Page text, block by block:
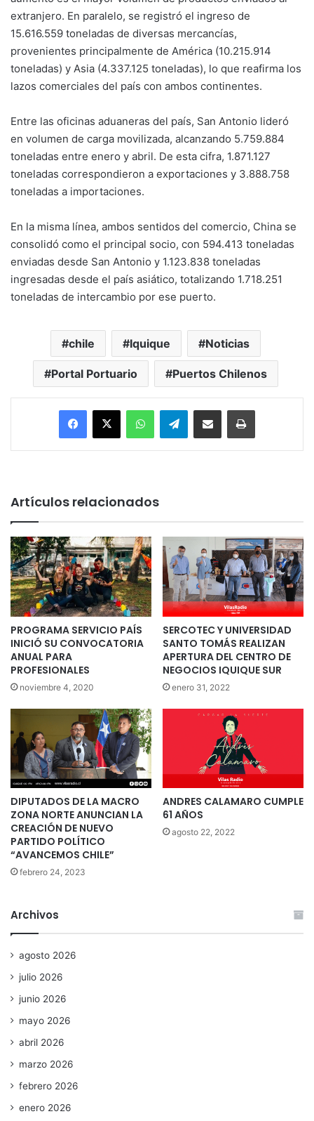
extranjero. En paralelo, se registró el ingreso de
15.616.559 toneladas de diversas mercancías,
provenientes principalmente de América (10.215.914
toneladas) y Asia (4.337.125 toneladas), lo que reafirma los
lazos comerciales del país con ambos continentes.
Entre las oficinas aduaneras del país, San Antonio lideró
en volumen de carga movilizada, alcanzando 5.759.884
toneladas entre enero y abril. De esta cifra, 1.871.127
toneladas correspondieron a exportaciones y 3.888.758
toneladas a importaciones.
En la misma línea, ambos sentidos del comercio, China se
consolidó como el principal socio, con 594.413 toneladas
enviadas desde San Antonio y 1.123.838 toneladas
ingresadas desde el país asiático, totalizando 1.718.251
toneladas de intercambio por ese puerto.
chile Iquique Noticias
Portal Portuario Puertos Chilenos
Facebook
X WhatsAppTelegramEnviar vía email Imprimir
Artículos relacionados
PROGRAMA SERVICIO PAÍS
INICIÓ SU CONVOCATORIA
ANUAL PARA
PROFESIONALES
noviembre 4, 2020
SERCOTEC Y UNIVERSIDAD
SANTO TOMÁS REALIZAN
APERTURA DEL CENTRO DE
NEGOCIOS IQUIQUE SUR
enero 31, 2022
DIPUTADOS DE LA MACRO
ZONA NORTE ANUNCIAN LA
CREACIÓN DE NUEVO
PARTIDO POLÍTICO
“AVANCEMOS CHILE”
febrero 24, 2023
ANDRES CALAMARO CUMPLE
61 AÑOS
agosto 22, 2022
Archivos
agosto 2026
julio 2026
junio 2026
mayo 2026
abril 2026
marzo 2026
febrero 2026
enero 2026